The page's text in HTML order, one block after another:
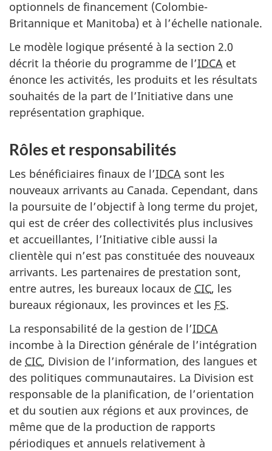
optionnels de financement (Colombie-
Britannique et Manitoba) et à l’échelle nationale.
Le modèle logique présenté à la section 2.0
décrit la théorie du programme de l’IDCA et
énonce les activités, les produits et les résultats
souhaités de la part de l’Initiative dans une
représentation graphique.
Rôles et responsabilités
Les bénéficiaires finaux de l’IDCA sont les
nouveaux arrivants au Canada. Cependant, dans
la poursuite de l’objectif à long terme du projet,
qui est de créer des collectivités plus inclusives
et accueillantes, l’Initiative cible aussi la
clientèle qui n’est pas constituée des nouveaux
arrivants. Les partenaires de prestation sont,
entre autres, les bureaux locaux de CIC, les
bureaux régionaux, les provinces et les FS.
La responsabilité de la gestion de l’IDCA
incombe à la Direction générale de l’intégration
de CIC, Division de l’information, des langues et
des politiques communautaires. La Division est
responsable de la planification, de l’orientation
et du soutien aux régions et aux provinces, de
même que de la production de rapports
périodiques et annuels relativement à